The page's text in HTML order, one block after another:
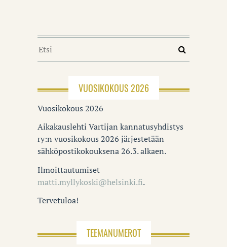
VUOSIKOKOUS 2026
Vuosikokous 2026
Aikakauslehti Vartijan kannatusyhdistys
ry:n vuosikokous 2026 järjestetään
sähköpostikokouksena 26.3. alkaen.
Ilmoittautumiset
matti.myllykoski@helsinki.fi.
Tervetuloa!
TEEMANUMEROT